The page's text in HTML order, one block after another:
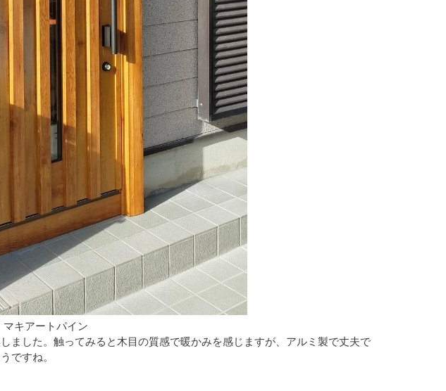
キアートパイン
ました。触ってみると木目の質感で暖かみを感じますが、アルミ製で丈夫で
ですね。